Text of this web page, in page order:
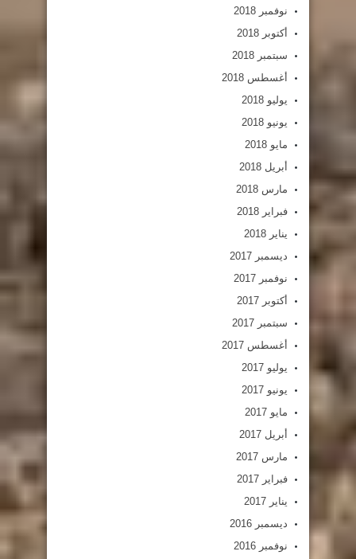
نوفمبر 2018
أكتوبر 2018
سبتمبر 2018
أغسطس 2018
يوليو 2018
يونيو 2018
مايو 2018
أبريل 2018
مارس 2018
فبراير 2018
يناير 2018
ديسمبر 2017
نوفمبر 2017
أكتوبر 2017
سبتمبر 2017
أغسطس 2017
يوليو 2017
يونيو 2017
مايو 2017
أبريل 2017
مارس 2017
فبراير 2017
يناير 2017
ديسمبر 2016
نوفمبر 2016